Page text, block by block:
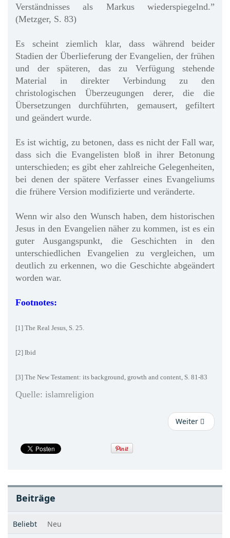
Verständnisses als Markus wiederspiegelnd.”
(Metzger, S. 83)
Es scheint ziemlich klar, dass während beider
Stadien der Überlieferung der Evangelien, der frühen
und der späteren, das zu Verfügung stehende
Material in direkter Verbindung zu den
christologischen Überzeugungen derer, die die
Übersetzungen durchführten, gemausert, gefiltert
und geändert wurde.
Es ist wichtig, zu betonen, dass es nicht der Fall war,
dass sich die Evangelisten bloß in ihrer Betonung
unterschieden; es gibt eher zahlreiche Gelegenheiten,
bei denen der spätere Verfasser eines Evangeliums
die frühere Version modifizierte und veränderte.
Wenn wir also den Wunsch haben, dem historischen
Jesus in den Evangelien näher zu kommen, ist es ein
guter Ausgangspunkt, die Geschichten in den
unterschiedlichen Evangelien zu vergleichen, um
deutlich zu erkennen, wo die Geschichte abgeändert
worden war.
Footnotes:
[1] The Real Jesus, S. 25.
[2] Ibid
[3] The New Testament: its background, growth and content, S. 81-83
Quelle: islamreligion
Weiter
Beiträge
Beliebt Neu